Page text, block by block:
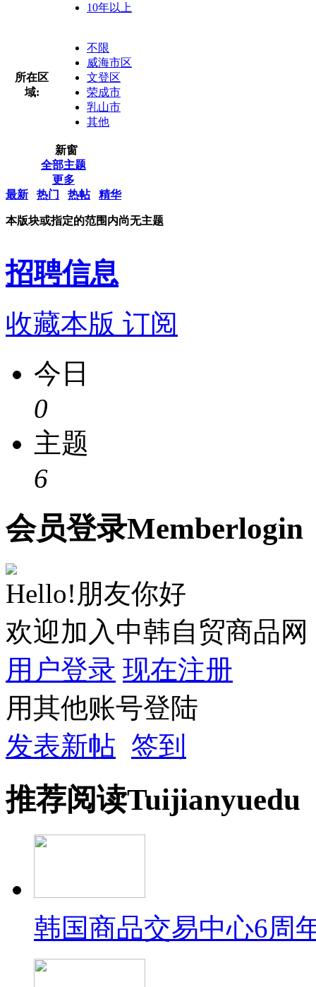
10年以上
所在区
域:
不限
威海市区
文登区
荣成市
乳山市
其他
新窗
全部主题
更多
最新
热门 热帖 精华
本版块或指定的范围内尚无主题
招聘信息
收藏本版 订阅
今日
0
主题
6
会员登录Memberlogin
Hello!朋友你好
欢迎加入中韩自贸商品网
用户登录 现在注册
用其他账号登陆
发表新帖 签到
推荐阅读Tuijianyuedu
韩国商品交易中心6周